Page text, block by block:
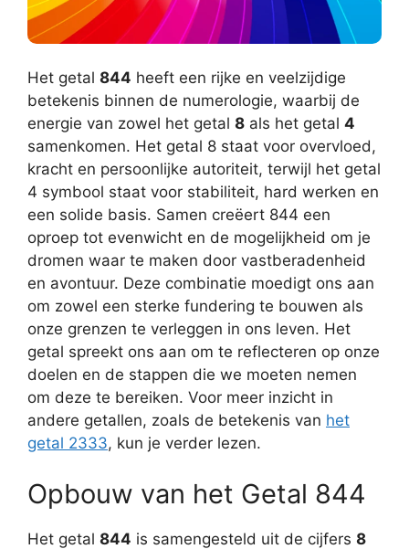
Het getal 844 heeft een rijke en veelzijdige
betekenis binnen de numerologie, waarbij de
energie van zowel het getal 8 als het getal 4
samenkomen. Het getal 8 staat voor overvloed,
kracht en persoonlijke autoriteit, terwijl het getal
4 symbool staat voor stabiliteit, hard werken en
een solide basis. Samen creëert 844 een
oproep tot evenwicht en de mogelijkheid om je
dromen waar te maken door vastberadenheid
en avontuur. Deze combinatie moedigt ons aan
om zowel een sterke fundering te bouwen als
onze grenzen te verleggen in ons leven. Het
getal spreekt ons aan om te reflecteren op onze
doelen en de stappen die we moeten nemen
om deze te bereiken. Voor meer inzicht in
andere getallen, zoals de betekenis van het
getal 2333, kun je verder lezen.
Opbouw van het Getal 844
Het getal 844 is samengesteld uit de cijfers 8